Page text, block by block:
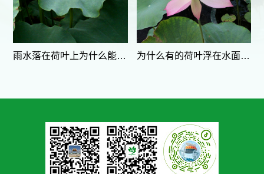
雨水落在荷叶上为什么能形成滚动的水珠? 为什么有的荷叶浮在水面?有的挺立空中?